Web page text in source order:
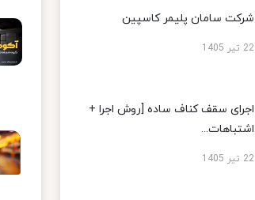
شرکت سامان پلیمر کاسپین
22 تیر 1405
اجرای سقف کناف ساده [روش اجرا +
اشتباهات...
22 تیر 1405